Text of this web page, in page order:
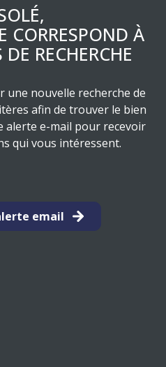
CORRESPOND À
RECHERCHE
une nouvelle recherche de
afin de trouver le bien
alerte e-mail pour recevoir
qui vous intéressent.
email